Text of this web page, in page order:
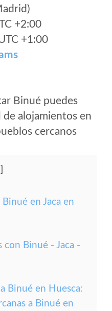
+2:00
+1:00
Binué puedes
alojamientos en
cercanos
en Jaca en
con Binué - Jaca -
Binué en Huesca:
a Binué en